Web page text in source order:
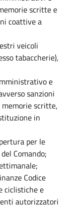
scritte e
coattive a
veicoli
tabaccherie),
e
sanzioni
scritte,
in
per le
Comando;
Codice
ciclistiche e
autorizzatori